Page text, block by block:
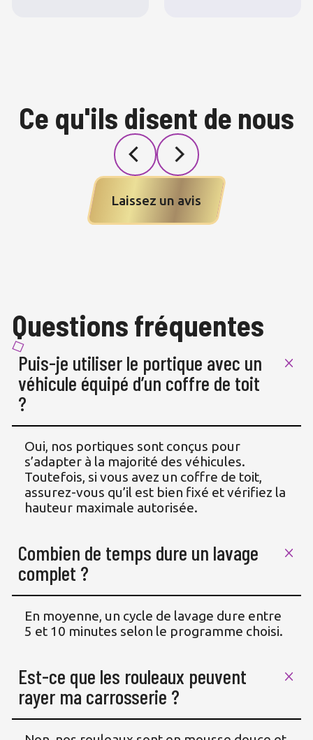
Ce qu'ils disent de nous
Laissez un avis
Questions fréquentes
Puis-je utiliser le portique avec un
véhicule équipé d’un coffre de toit
?
Oui, nos portiques sont conçus pour
s’adapter à la majorité des véhicules.
Toutefois, si vous avez un coffre de toit,
assurez-vous qu’il est bien fixé et vérifiez la
hauteur maximale autorisée.
Combien de temps dure un lavage
complet ?
En moyenne, un cycle de lavage dure entre
5 et 10 minutes selon le programme choisi.
Est-ce que les rouleaux peuvent
rayer ma carrosserie ?